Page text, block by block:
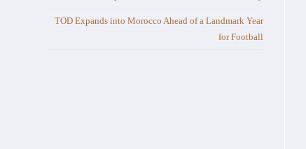
TOD Expands into Morocco Ahead of a Landmark Year
for Football